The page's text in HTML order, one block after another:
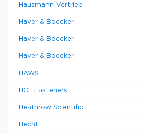
Hausmann-Vertrieb
Haver & Boecker
Haver & Boecker
Haver & Boecker
HAWS
HCL Fasteners
Heathrow Scientific
Hecht